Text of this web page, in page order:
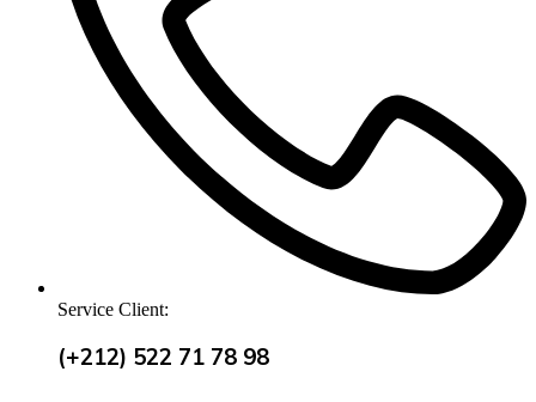
Service Client:
(+212) 522 71 78 98